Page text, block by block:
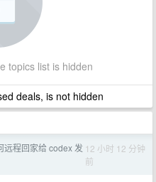
topics list is hidden
deals, is not hidden
远程回家给 codex 发 12 小时 12 分钟
前